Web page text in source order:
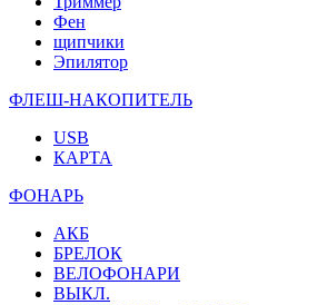
Фен
щипчики
Эпилятор
ФЛЕШ-НАКОПИТЕЛЬ
USB
КАРТА
ФОНАРЬ
АКБ
БРЕЛОК
ВЕЛОФОНАРИ
ВЫКЛ.